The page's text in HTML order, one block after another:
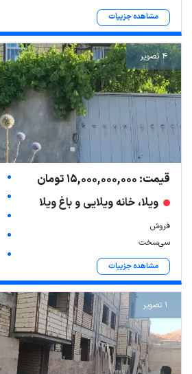
مشاهده جزییات
4 تصویر
قیمت: 15,000,000,000 تومان
ویلا، خانه ویلایی و باغ ویلا
فروش
سی‌سخت
مشاهده جزییات
1 تصویر